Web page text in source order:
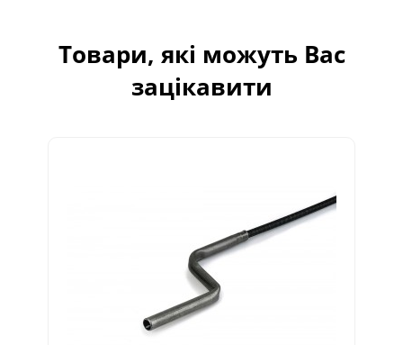
Товари, які можуть Вас
зацікавити